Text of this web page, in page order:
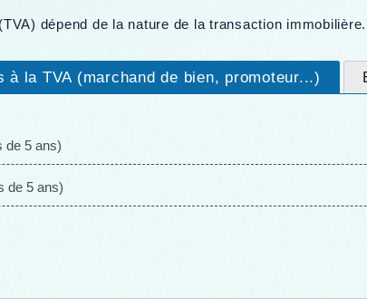
dépend de la nature de la transaction immobilière.
la TVA (marchand de bien, promoteur...)
de 5 ans)
de 5 ans)